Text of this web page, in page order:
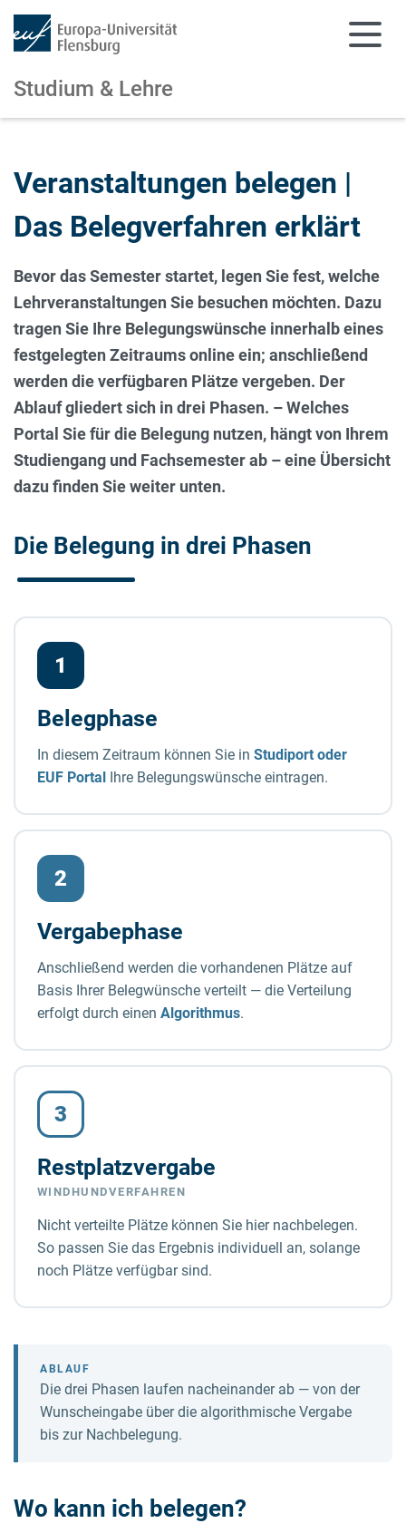
Studium & Lehre
Veranstaltungen belegen |
Das Belegverfahren erklärt
Bevor das Semester startet, legen Sie fest, welche
Lehrveranstaltungen Sie besuchen möchten. Dazu
tragen Sie Ihre Belegungswünsche innerhalb eines
festgelegten Zeitraums online ein; anschließend
werden die verfügbaren Plätze vergeben. Der
Ablauf gliedert sich in drei Phasen. – Welches
Portal Sie für die Belegung nutzen, hängt von Ihrem
Studiengang und Fachsemester ab – eine Übersicht
dazu finden Sie weiter unten.
Die Belegung in drei Phasen
1
Belegphase
In diesem Zeitraum können Sie in Studiport oder
EUF PortalIhre Belegungswünsche eintragen.
2
Vergabephase
Anschließend werden die vorhandenen Plätze auf
Basis Ihrer Belegwünsche verteilt — die Verteilung
erfolgt durch einen Algorithmus.
3
Restplatzvergabe
WINDHUNDVERFAHREN
Nicht verteilte Plätze können Sie hier nachbelegen.
So passen Sie das Ergebnis individuell an, solange
noch Plätze verfügbar sind.
ABLAUF
Die drei Phasen laufen nacheinander ab — von der
Wunscheingabe über die algorithmische Vergabe
bis zur Nachbelegung.
Wo kann ich belegen?